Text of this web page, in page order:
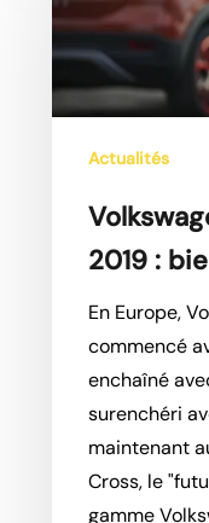
Actualités
2019 :
En Europe,
commencé
enchaîné
surenchéri
maintenant
Cross, le
gamme